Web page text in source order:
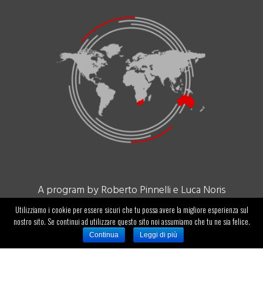
A program by Roberto Pinnelli e Luca Noris
ID-ENTITY SA
Via Corti, 5 – Balerna 6828
Info@identity.ch
Utilizziamo i cookie per essere sicuri che tu possa avere la migliore esperienza sul
nostro sito. Se continui ad utilizzare questo sito noi assumiamo che tu ne sia felice.
Continua Leggi di più